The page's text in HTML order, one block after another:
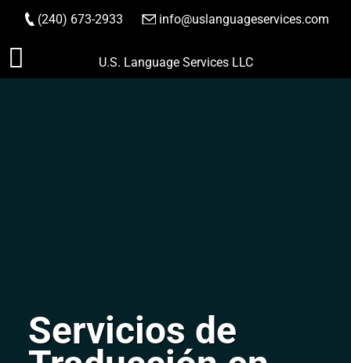
Saltar
(240) 673-2933 info@uslanguageservices.com
HACER PEDIDO
U.S. Language Services LLC
Servicios de